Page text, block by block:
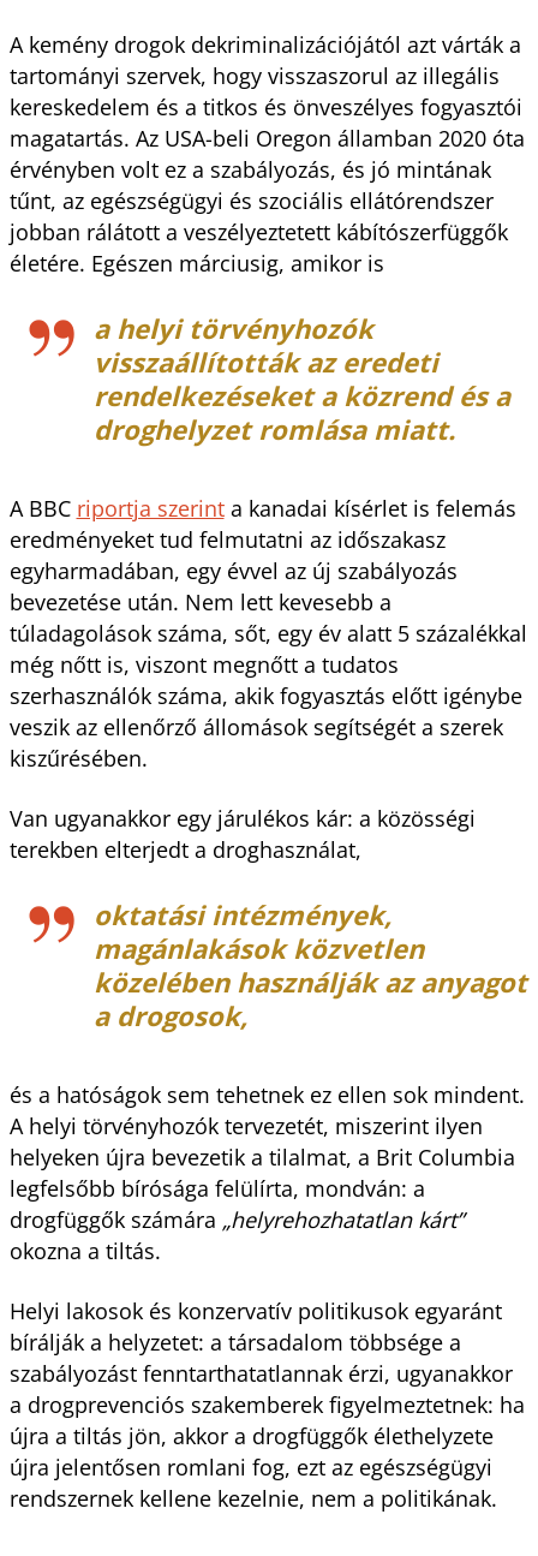
A kemény drogok dekriminalizációjától azt várták a
tartományi szervek, hogy visszaszorul az illegális
kereskedelem és a titkos és önveszélyes fogyasztói
magatartás. Az USA-beli Oregon államban 2020 óta
érvényben volt ez a szabályozás, és jó mintának
tűnt, az egészségügyi és szociális ellátórendszer
jobban rálátott a veszélyeztetett kábítószerfüggők
életére. Egészen márciusig, amikor is
a helyi törvényhozók
visszaállították az eredeti
rendelkezéseket a közrend és a
droghelyzet romlása miatt.
A BBC riportja szerinta kanadai kísérlet is felemás
eredményeket tud felmutatni az időszakasz
egyharmadában, egy évvel az új szabályozás
bevezetése után. Nem lett kevesebb a
túladagolások száma, sőt, egy év alatt 5 százalékkal
még nőtt is, viszont megnőtt a tudatos
szerhasználók száma, akik fogyasztás előtt igénybe
veszik az ellenőrző állomások segítségét a szerek
kiszűrésében.
Van ugyanakkor egy járulékos kár: a közösségi
terekben elterjedt a droghasználat,
oktatási intézmények,
magánlakások közvetlen
közelében használják az anyagot
a drogosok,
és a hatóságok sem tehetnek ez ellen sok mindent.
A helyi törvényhozók tervezetét, miszerint ilyen
helyeken újra bevezetik a tilalmat, a Brit Columbia
legfelsőbb bírósága felülírta, mondván: a
drogfüggők számára „helyrehozhatatlan kárt”
okozna a tiltás.
Helyi lakosok és konzervatív politikusok egyaránt
bírálják a helyzetet: a társadalom többsége a
szabályozást fenntarthatatlannak érzi, ugyanakkor
a drogprevenciós szakemberek figyelmeztetnek: ha
újra a tiltás jön, akkor a drogfüggők élethelyzete
újra jelentősen romlani fog, ezt az egészségügyi
rendszernek kellene kezelnie, nem a politikának.